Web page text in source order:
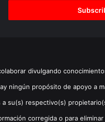
divulgando
ningún propósito de apoyo a
su(s) respectivo(s)
corregida o para